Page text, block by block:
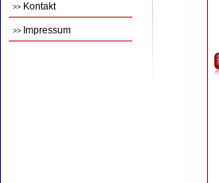
>> Kontakt
>> Impressum